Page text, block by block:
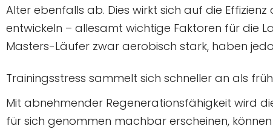
Alter ebenfalls ab. Dies wirkt sich auf die
entwickeln – allesamt wichtige Faktoren für die
Masters-Läufer zwar aerobisch stark, haben
Trainingsstress sammelt sich schneller an als
Mit abnehmender Regenerationsfähigkeit wird
für sich genommen machbar erscheinen,